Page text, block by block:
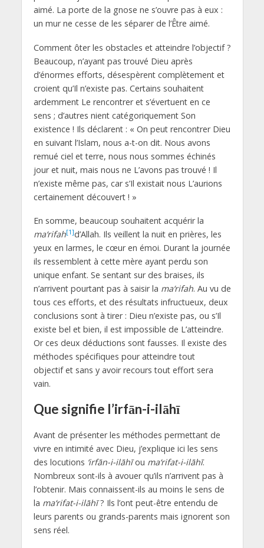
aimé. La porte de la gnose ne s’ouvre pas à eux :
un mur ne cesse de les séparer de l’Être aimé.
Comment ôter les obstacles et atteindre l’objectif ?
Beaucoup, n’ayant pas trouvé Dieu après
d’énormes efforts, désespèrent complètement et
croient qu’Il n’existe pas. Certains souhaitent
ardemment Le rencontrer et s’évertuent en ce
sens ; d’autres nient catégoriquement Son
existence ! Ils déclarent : « On peut rencontrer Dieu
en suivant l’Islam, nous a-t-on dit. Nous avons
remué ciel et terre, nous nous sommes échinés
jour et nuit, mais nous ne L’avons pas trouvé ! Il
n’existe même pas, car s’Il existait nous L’aurions
certainement découvert ! »
En somme, beaucoup souhaitent acquérir la
ma‘rifah[1]d’Allah. Ils veillent la nuit en prières, les
yeux en larmes, le cœur en émoi. Durant la journée
ils ressemblent à cette mère ayant perdu son
unique enfant. Se sentant sur des braises, ils
n’arrivent pourtant pas à saisir la ma‘rifah. Au vu de
tous ces efforts, et des résultats infructueux, deux
conclusions sont à tirer : Dieu n’existe pas, ou s’Il
existe bel et bien, il est impossible de L’atteindre.
Or ces deux déductions sont fausses. Il existe des
méthodes spécifiques pour atteindre tout
objectif et sans y avoir recours tout effort sera
vain.
Que signifie l’irfān-i-ilāhī
Avant de présenter les méthodes permettant de
vivre en intimité avec Dieu, j’explique ici les sens
des locutions ‘irfān-i-ilāhīou ma‘rifat-i-ilāhī.
Nombreux sont-ils à avouer qu’ils n’arrivent pas à
l’obtenir. Mais connaissent-ils au moins le sens de
la ma‘rifat-i-ilāhī? Ils l’ont peut-être entendu de
leurs parents ou grands-parents mais ignorent son
sens réel.